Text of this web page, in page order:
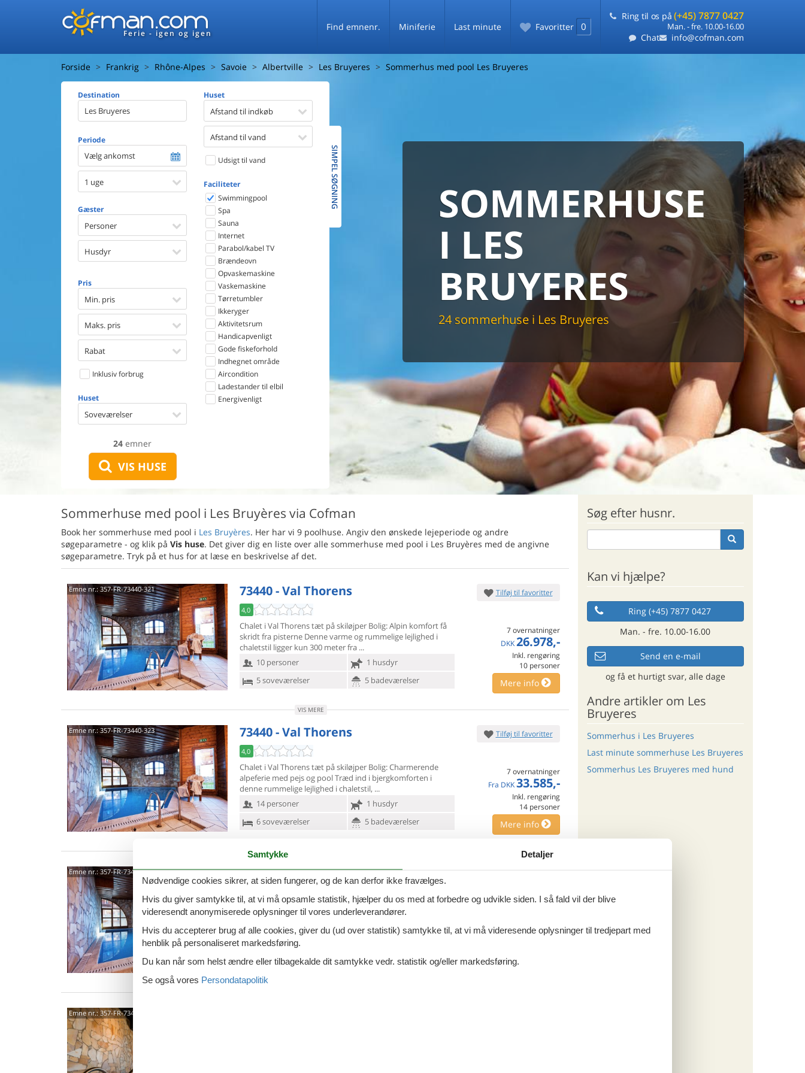
Ferie - igen og igen
Find emnenr. Miniferie Last minute Favoritter 0
Ring til os på (+45) 7877 0427
Man. - fre. 10.00-16.00
Chat info@cofman.com
Forside Frankrig Rhône-Alpes Savoie Albertville Les Bruyeres Sommerhus med pool Les Bruyeres
Destination
Periode
Vælg ankomst
1 uge
Gæster
Personer
Husdyr
Pris
Min. pris
Maks. pris
Rabat
Inklusiv forbrug
Huset
Soveværelser
24 emner
VIS HUSE
Huset
Afstand til indkøb
Afstand til vand
Udsigt til vand
Faciliteter
Swimmingpool
Spa
Sauna
Internet
Parabol/kabel TV
Brændeovn
Opvaskemaskine
Vaskemaskine
Tørretumbler
Ikkeryger
Aktivitetsrum
Handicapvenligt
Gode fiskeforhold
Indhegnet område
Aircondition
Ladestander til elbil
Energivenligt
SIMPEL SØGNING
SOMMERHUSE
I LES
BRUYERES
24 sommerhuse i Les Bruyeres
SOMMERHUS
MED
PRISGARANTI
Du får altid dit sommerhus til markedets laveste
HELE DANMARKS
SOMMERHUSUDLEJNING
De fleste danske sommerhuse samlet på ét sted
Sommerhuse med pool i Les Bruyères via Cofman
Book her sommerhuse med pool i Les Bruyères. Her har vi 9 poolhuse. Angiv den ønskede lejeperiode og andre
søgeparametre - og klik på Vis huse. Det giver dig en liste over alle sommerhuse med pool i Les Bruyères med de angivne
søgeparametre. Tryk på et hus for at læse en beskrivelse af det.
Emne nr.: 357-FR-73440-321 73440 - Val Thorens
4,0
Chalet i Val Thorens tæt på skiløjper Bolig: Alpin komfort få
skridt fra pisterne Denne varme og rummelige lejlighed i
chaletstil ligger kun 300 meter fra
10 personer
1 husdyr
5 soveværelser
5 badeværelser
Tilføj til favoritter
7 overnatninger
DKK 26.978,-
Inkl. rengøring
10 personer
Mere info
VIS MERE
Emne nr.: 357-FR-73440-323 73440 - Val Thorens
4,0
Chalet i Val Thorens tæt på skiløjper Bolig: Charmerende
alpeferie med pejsog pool Træd ind i bjergkomforten i
denne rummelige lejlighed i chaletstil,
14 personer
1 husdyr
6 soveværelser
5 badeværelser
Tilføj til favoritter
7 overnatninger
Fra DKK 33.585,-
Inkl. rengøring
14 personer
Mere info
Emne nr.: 357-FR-73440-322 73440 - Val Thorens
Hyggelig lejlighed i hyttestil Bolig: Træd ind i den hyggelige
bjergluksus i
denne rummelige, nybyggede lejlighed, der er
indrettet som en traditionel hytte.
12 personer
6 soveværelser
5 badeværelser
31.095,-
Inkl. rengøring
Mere info
Emne nr.:357-FR-73440-168
Søg efter husnr.
Kan vi hjælpe?
Ring (+45) 7877 0427
Man. - fre. 10.00-16.00
Send en e-mail
og få et hurtigt svar, alle dage
Andre artikler om Les
Bruyeres
Sommerhus i Les Bruyeres
Last minute sommerhuse Les Bruyeres
Sommerhus Les Bruyeres med hund
Samtykke Detaljer
Nødvendige cookies sikrer, at siden fungerer, og de kan derfor ikke fravælges.
Hvis du giver samtykke til, at vi må opsamle statistik, hjælper du os med at forbedre og udvikle siden. I så fald vil der blive
videresendt anonymiserede oplysninger til vores underleverandører.
Hvis du accepterer brug af alle cookies, giver du (ud over statistik) samtykke til, at vi må videresende oplysninger til tredjepart med
henblik på personaliseret markedsføring.
Du kan når som helst ændre eller tilbagekalde dit samtykke vedr. statistik og/eller markedsføring.
Se også vores Persondatapolitik